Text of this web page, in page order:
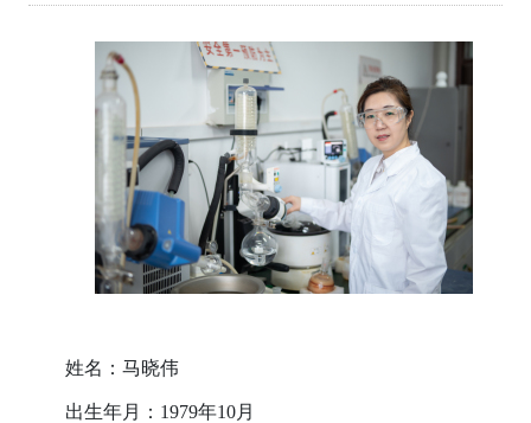
姓名： 马晓伟
出生年月： 1979年10月